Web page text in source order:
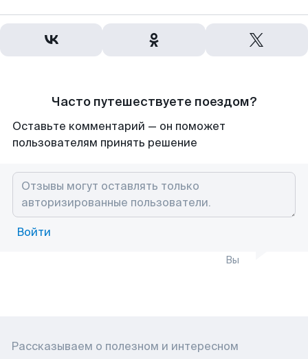
Часто путешествуете поездом?
Оставьте комментарий — он поможет
пользователям принять решение
Войти
Вы
Рассказываем о полезном и интересном